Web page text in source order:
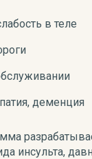
в теле
деменция
инсульта,